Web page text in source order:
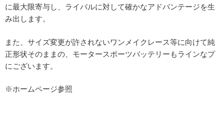
に最大限寄与し、ライバルに対して確かなアドバンテージを生
み出します。
また、サイズ変更が許されないワンメイクレース等に向けて純
正形状そのままの、モータースポーツバッテリーもラインなプ
にございます。
※ホームページ参照